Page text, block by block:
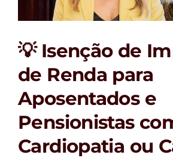
💡 Isenção de
de Renda para
Aposentados e
Pensionistas
Cardiopatia ou